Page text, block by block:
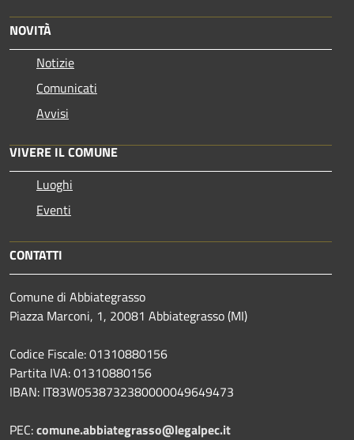
NOVITÀ
Notizie
Comunicati
Avvisi
VIVERE IL COMUNE
Luoghi
Eventi
CONTATTI
Comune di Abbiategrasso
Piazza Marconi, 1, 20081 Abbiategrasso (MI)
Codice Fiscale: 01310880156
Partita IVA: 01310880156
IBAN: IT83W0538732380000049649473
PEC:comune.abbiategrasso@legalpec.it